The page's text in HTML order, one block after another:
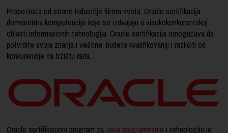
Prepoznata od strane industrije širom sveta, Oracle sertifikacija
demonstrira kompetencije koje se izdvajaju u visokokonkurentskoj
oblasti informacionih tehnologija. Oracle sertifikacija omogućava da
potvrdite svoja znanja i veštine, budete kvalifikovaniji i različiti od
konkurencije na tržištu rada.
Oracle sertifikacioni program za Java programiranje i tehnologiju je